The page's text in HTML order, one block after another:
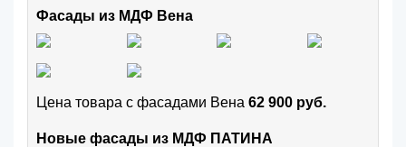
Фасады из МДФ Вена
Цена товара с фасадами Вена 62 900 руб.
Новые фасады из МДФ ПАТИНА